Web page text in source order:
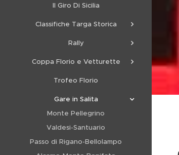
Il Giro Di Sicilia
Classifiche Targa Storica
Rally
Coppa Florio e Vetturette
Trofeo Florio
Gare in Salita
Monte Pellegrino
Valdesi-Santuario
Passo di Rigano-Bellolampo